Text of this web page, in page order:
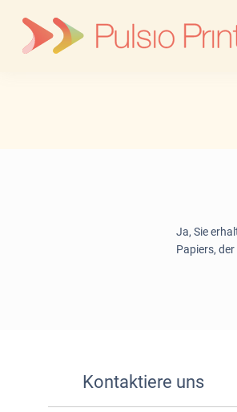
content
Ja, Sie
Papiers,
Kontaktiere uns